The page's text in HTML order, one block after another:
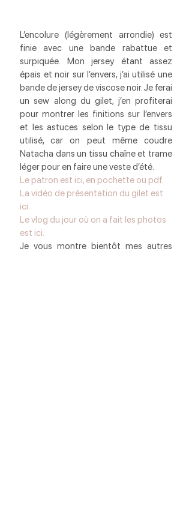
L’encolure (légèrement arrondie) est
finie avec une bande rabattue et
surpiquée. Mon jersey étant assez
épais et noir sur l’envers, j’ai utilisé une
bande de jersey de viscose noir. Je ferai
un sew along du gilet, j’en profiterai
pour montrer les finitions sur l’envers
et les astuces selon le type de tissu
utilisé, car on peut même coudre
Natacha dans un tissu chaîne et trame
léger pour en faire une veste d’été.
Le patron est ici, en pochette ou pdf.
La vidéo de présentation du gilet est
ici.
Le vlog du jour où on a fait les photos
est ici.
Je vous montre bientôt mes autres